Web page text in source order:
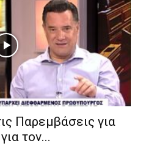
Παρεμβάσεις για
τον...